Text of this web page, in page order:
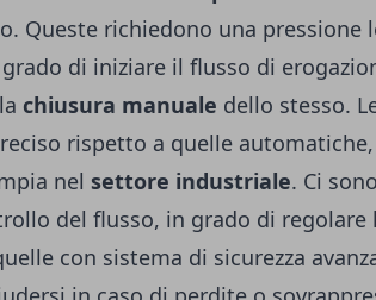
Queste richiedono una pressione
di iniziare il flusso di
chiusura manuale dello stesso.
rispetto a quelle
nel settore industriale. Ci
del flusso, in grado di regolare
con sistema di sicurezza